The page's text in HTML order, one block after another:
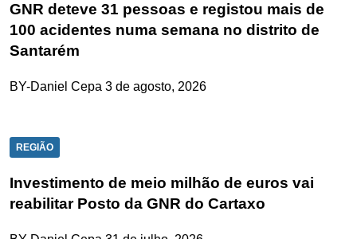
GNR deteve 31 pessoas e registou mais de
100 acidentes numa semana no distrito de
Santarém
BY-Daniel Cepa 3 de agosto, 2026
REGIÃO
Investimento de meio milhão de euros vai
reabilitar Posto da GNR do Cartaxo